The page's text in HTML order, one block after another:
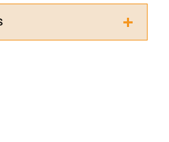
ce complément